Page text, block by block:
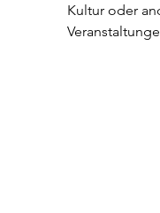
Kultur oder